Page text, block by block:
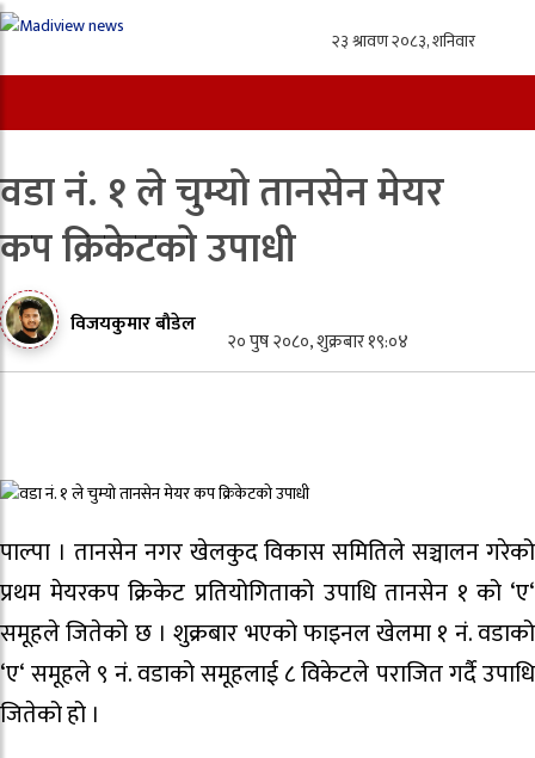
वडा नं. १ ले चुम्यो तानसेन मेयर
कप क्रिकेटको उपाधी
विजयकुमार बौडेल
२० पुष २०८०, शुक्रबार १९:०४
पाल्पा । तानसेन नगर खेलकुद विकास समितिले सञ्चालन गरेको
प्रथम मेयरकप क्रिकेट प्रतियोगिताको उपाधि तानसेन १ को ‘ए‘
समूहले जितेको छ । शुक्रबार भएको फाइनल खेलमा १ नं. वडाको
‘ए‘ समूहले ९ नं. वडाको समूहलाई ८ विकेटले पराजित गर्दै उपाधि
जितेको हो ।